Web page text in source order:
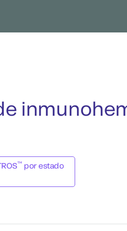
™ por estado